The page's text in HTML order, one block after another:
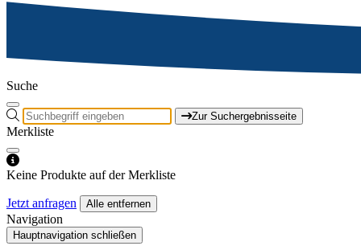
Suche
Zur Suchergebnisseite
Merkliste
Keine Produkte auf der Merkliste
Jetzt anfragen Alle entfernen
Navigation
Hauptnavigation schließen